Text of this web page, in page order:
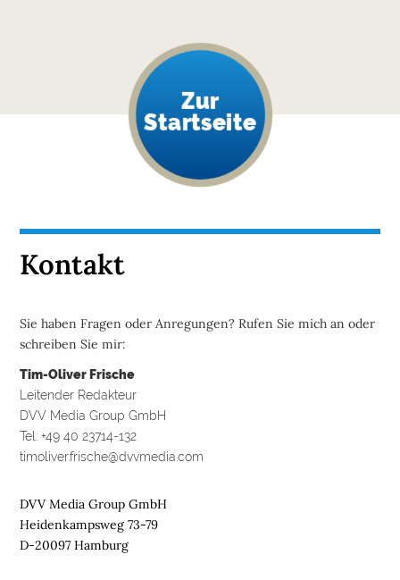
Zur
Startseite
Kontakt
Sie haben Fragen oder Anregungen? Rufen Sie mich an oder
schreiben Sie mir:
Tim-Oliver Frische
Leitender Redakteur
DVV Media Group GmbH
Tel: +49 40 23714-132
timoliver.frische@dvvmedia.com
DVV Media Group GmbH
Heidenkampsweg 73-79
D-20097 Hamburg